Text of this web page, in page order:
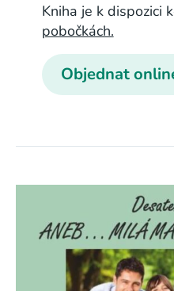
Kniha je k dispozici
pobočkách.
Objednat